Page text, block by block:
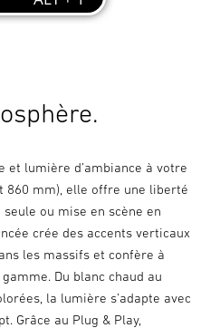
et lumière d’ambiance à votre
860 mm), elle offre une liberté
ou mise en scène en
crée des accents verticaux
les massifs et confère à
Du blanc chaud au
la lumière s’adapte avec
Grâce au Plug & Play,